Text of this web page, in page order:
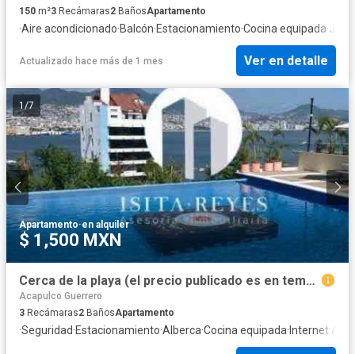
150 m²3 Recámaras2 BañosApartamento
·Aire acondicionado·Balcón·Estacionamiento·Cocina equipada·
Actualizado hace más de 1 mes Ver en detalle
1 /7
Apartamento·en alquiler
$ 1,500 MXN
Cerca de la playa (el precio publicado es en temporada baja) (NO es renta mensual)
Acapulco Guerrero
3 Recámaras2 BañosApartamento
·Seguridad·Estacionamiento·Alberca·Cocina equipada· Internet·Aire